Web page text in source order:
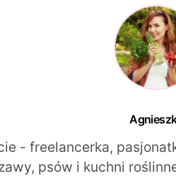
- freelancerka,
psów i kuchni